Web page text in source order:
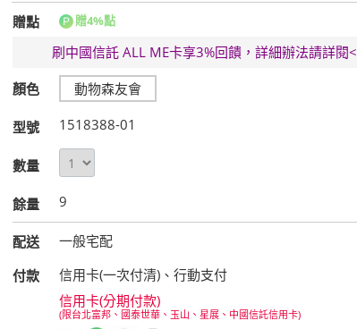
贈點 贈4%點
刷中國信託 ALL ME卡享3%回饋，詳細辦法請詳閱<
顏色 動物森友會
型號 1518388-01
數量
餘量 9
配送
一般宅配
付款
信用卡(一次付清)、行動支付
信用卡(分期付款)
(限台北富邦、國泰世華、玉山、星展、中國信託信用卡)